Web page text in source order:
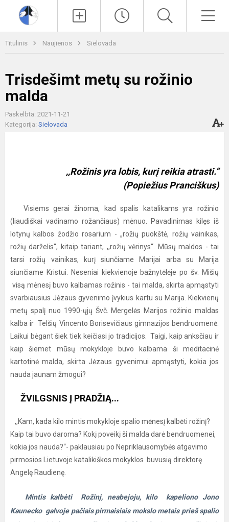
Titulinis Naujienos Sielovada
Trisdešimt metų su rožinio
malda
Paskelbta: 2021-11-21
Kategorija: Sielovada
,,Rožinis yra lobis, kurį reikia atrasti.“
(Popiežius Pranciškus)
Visiems gerai žinoma, kad spalis katalikams yra rožinio
(liaudiškai vadinamo rožančiaus) mėnuo. Pavadinimas kilęs iš
lotynų kalbos žodžio rosarium - „rožių puokštė, rožių vainikas,
rožių darželis“, kitaip tariant, ,,rožių vėrinys“. Mūsų maldos - tai
tarsi rožių vainikas, kurį siunčiame Marijai arba su Marija
siunčiame Kristui. Neseniai kiekvienoje bažnytėlėje po šv. Mišių
visą mėnesį buvo kalbamas rožinis - tai malda, skirta apmąstyti
svarbiausius Jėzaus gyvenimo įvykius kartu su Marija. Kiekvienų
metų spalį nuo 1990-ųjų Švč. Mergelės Marijos rožinio maldas
kalba ir Telšių Vincento Borisevičiaus gimnazijos bendruomenė.
Laikui bėgant šiek tiek keičiasi jo tradicijos. Taigi, kaip anksčiau ir
kaip šiemet mūsų mokykloje buvo kalbama ši meditacinė
kartotinė malda, skirta Jėzaus gyvenimui apmąstyti, kokia jos
nauda jaunam žmogui?
ŽVILGSNIS Į PRADŽIĄ...
,,Kam, kada kilo mintis mokykloje spalio mėnesį kalbėti rožinį?
Kaip tai buvo daroma? Kokį poveikį ši malda darė bendruomenei,
kokia jos nauda?“- paklausiau po Nepriklausomybės atgavimo
pirmosios Lietuvoje katalikiškos mokyklos buvusią direktorę
Angelę Raudienę.
Mintis kalbėti Rožinį, neabejoju, kilo kapeliono Jono
Kaunecko galvoje pačiais pirmaisiais mokslo metais prieš spalio